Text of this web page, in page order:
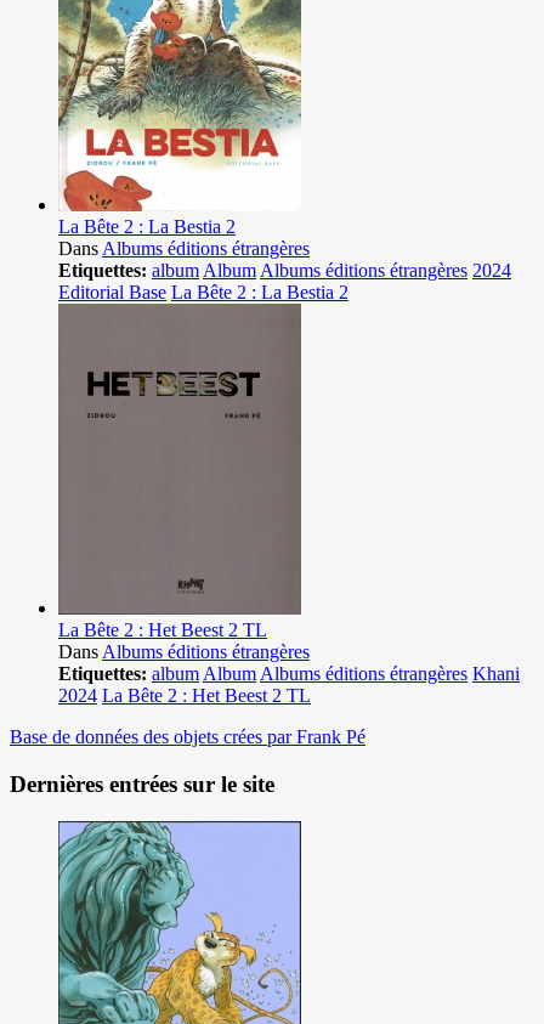
La Bête 2 : La Bestia 2
Dans Albums éditions étrangères
Etiquettes: album Album Albums éditions étrangères 2024
Editorial Base La Bête 2 : La Bestia 2
La Bête 2 : Het Beest 2 TL
Dans Albums éditions étrangères
Etiquettes: album Album Albums éditions étrangères Khani
2024 La Bête 2 : Het Beest 2 TL
Base de données des objets crées par Frank Pé
Dernières entrées sur le site